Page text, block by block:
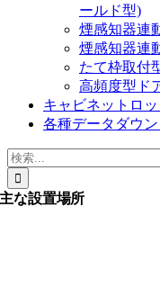
ールド型)
煙感知器連
煙感知器連
たて枠取付
高頻度型ド
キャビネットロッ
各種データダウ
検
索
…
主な設置場所